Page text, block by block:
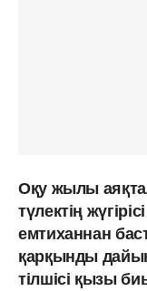
Оқу жылы
түлектің
емтиханнан
қарқынды
тілшісі қызы